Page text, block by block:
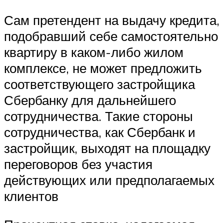
Сам претендент на выдачу кредита,
подобравший себе самостоятельно
квартиру в каком-либо жилом
комплексе, не может предложить
соответствующего застройщика
Сбербанку для дальнейшего
сотрудничества. Такие стороны
сотрудничества, как Сбербанк и
застройщик, выходят на площадку
переговоров без участия
действующих или предполагаемых
клиентов